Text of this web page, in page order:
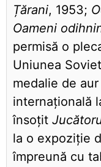
Țărani, 1953;
Oameni
permisă o
Uniunea
medalie de
internațională
însoțit
la o expoziție
împreună cu